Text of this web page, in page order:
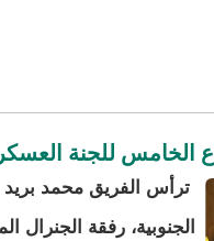
الخامس للجنة
ترأس الفريق محمد بريد
الجنوبية، رفقة